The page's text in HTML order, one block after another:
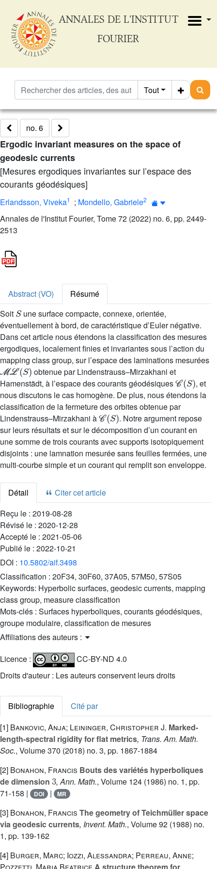
ANNALES DE L'INSTITUT
FOURIER
Tout
no. 6
Ergodic invariant measures on the space of
geodesic currents
[Mesures ergodiques invariantes sur l’espace des
courants géodésiques]
Erlandsson, Viveka1 ; Mondello, Gabriele2
Annales de l'Institut Fourier, Tome 72 (2022) no. 6, pp. 2449-
2513
Abstract (VO)
Résumé
Soit
S
une surface compacte, connexe, orientée,
éventuellement à bord, de caractéristique d’Euler négative.
Dans cet article nous étendons la classification des mesures
ergodiques, localement finies et invariantes sous l’action du
mapping class group, sur l’espace des laminations mesurées
ℳℒ(S)
obtenue par Lindenstrauss–Mirzakhani et
Hamenstädt, à l’espace des courants géodésiques
𝒞 )
, et
nous discutons le cas homogène. De plus, nous étendons la
classification de la fermeture des orbites obtenue par
Lindenstrauss–Mirzakhani à
𝒞(S)
. Notre argument repose
sur leurs résultats et sur le décomposition d’un courant en
une somme de trois courants avec supports isotopiquement
disjoints : une lamnation mesurée sans feuilles fermées, une
multi-courbe simple et un courant qui remplit son enveloppe.
Détail
Citer cet article
Reçu le : 2019-08-28
Révisé le : 2020-12-28
Accepté le : 2021-05-06
Publié le : 2022-10-21
DOI : 10.5802/aif.3498
Classification : 20F34, 30F60, 37A05, 57M50, 57S05
Keywords: Hyperbolic surfaces, geodesic currents, mapping
class group, measure classification
Mots-clés : Surfaces hyperboliques, courants géodésiques,
groupe modulaire, classification de mesures
Affiliations des auteurs :
Licence :
CC-BY-ND 4.0
Droits d'auteur : Les auteurs conservent leurs droits
Bibliographie
Cité par
[1] Bankovic, Anja; Leininger, Christopher J. Marked-
length-spectral rigidity for flat metrics, Trans. Am. Math.
Soc., Volume 370 (2018) no. 3, pp. 1867-1884
[2] Bonahon, Francis Bouts des variétés hyperboliques
de dimension
3
, Ann. Math., Volume 124 (1986) no. 1, pp.
71-158 |
DOI | MR
[3] Bonahon, Francis The geometry of Teichmüller space
via geodesic currents, Invent. Math., Volume 92 (1988) no.
1, pp. 139-162
[4] Burger, Marc; Iozzi, Alessandra; Perreau, Anne;